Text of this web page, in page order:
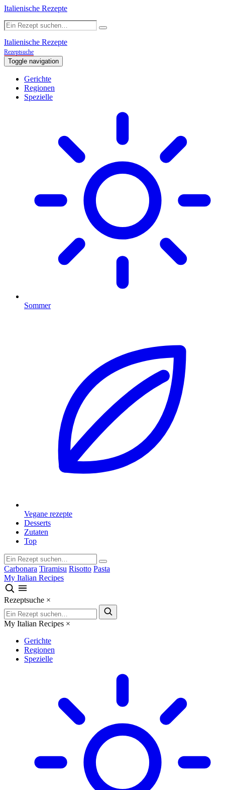
Italienische Rezepte
Italienische Rezepte
Rezeptsuche
Toggle navigation
Gerichte
Regionen
Spezielle
Sommer
Vegane rezepte
Desserts
Zutaten
Top
Carbonara Tiramisu Risotto Pasta
My Italian Recipes
Rezeptsuche ×
My Italian Recipes ×
Gerichte
Regionen
Spezielle